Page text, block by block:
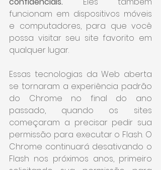
funcionam em dispositivos móveis
e computadores, para que você
possa visitar seu site favorito em
qualquer lugar.
Essas tecnologias da Web aberta
se tornaram a experiência padrão
do Chrome no final do ano
passado, quando os sites
começaram a precisar pedir sua
permissão para executar o Flash. O
Chrome continuará desativando o
Flash nos próximos anos, primeiro